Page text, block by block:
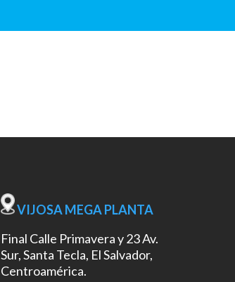
VIJOSA MEGA PLANTA
Final Calle Primavera y 23 Av.
Sur, Santa Tecla, El Salvador,
Centroamérica.